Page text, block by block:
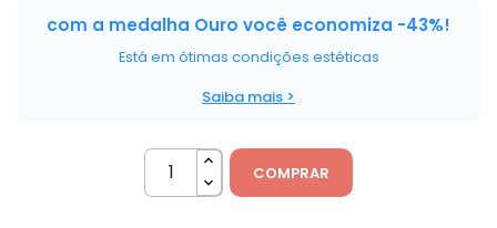
com a medalha Ouro você economiza -43%!
Está em ótimas condições estéticas
Saiba mais >
COMPRAR